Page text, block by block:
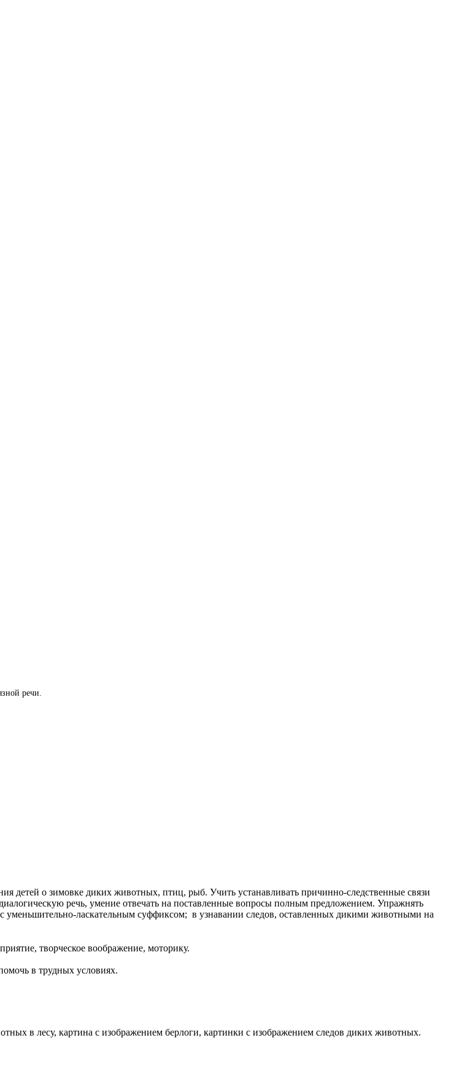
речи.
детей о зимовке диких животных, птиц, рыб. Учить устанавливать причинно-следственные связи
речь, умение отвечать на поставленные вопросы полным предложением. Упражнять
уменьшительно-ласкательным суффиксом; в узнавании следов, оставленных дикими животными на
творческое воображение, моторику.
в трудных условиях.
в лесу, картина с изображением берлоги, картинки с изображением следов диких животных.